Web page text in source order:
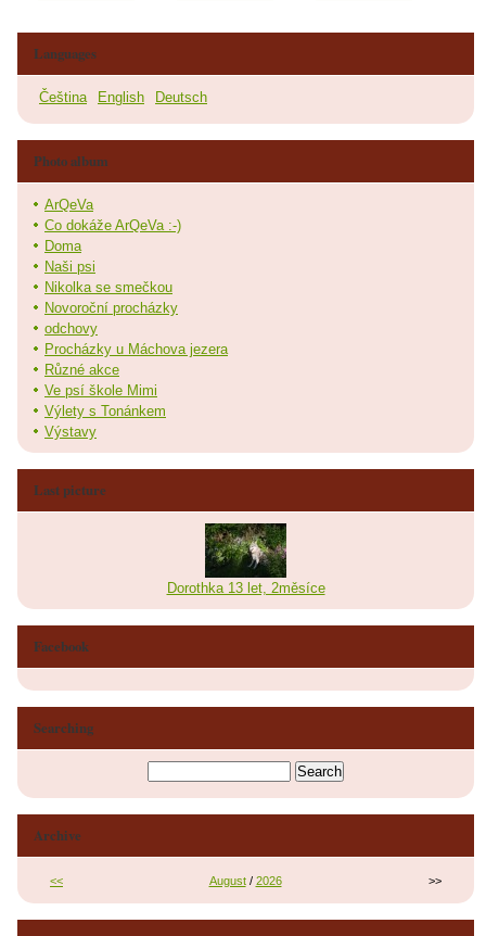
Languages
Čeština English Deutsch
Photo album
ArQeVa
Co dokáže ArQeVa :-)
Doma
Naši psi
Nikolka se smečkou
Novoroční procházky
odchovy
Procházky u Máchova jezera
Různé akce
Ve psí škole Mimi
Výlety s Tonánkem
Výstavy
Last picture
Dorothka 13 let, 2měsíce
Facebook
Searching
Archive
<< August/ 2026 >>